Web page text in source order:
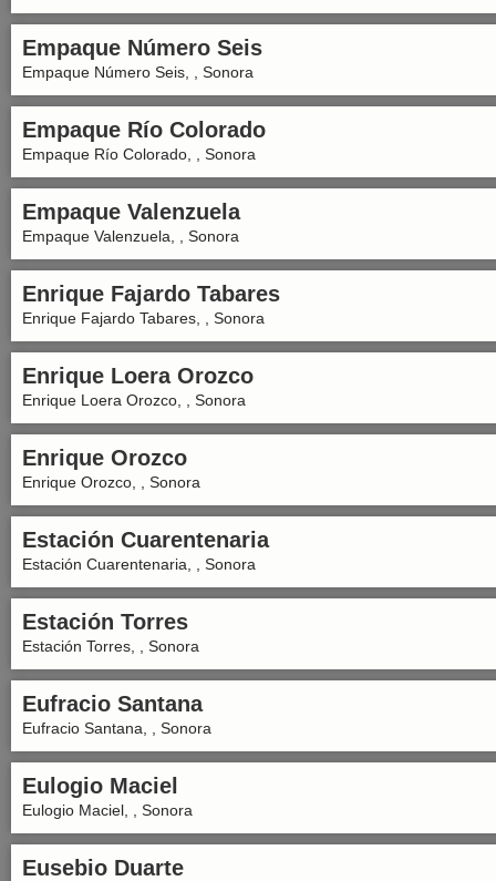
Empaque Número Seis
Empaque Número Seis, , Sonora
Empaque Río Colorado
Empaque Río Colorado, , Sonora
Empaque Valenzuela
Empaque Valenzuela, , Sonora
Enrique Fajardo Tabares
Enrique Fajardo Tabares, , Sonora
Enrique Loera Orozco
Enrique Loera Orozco, , Sonora
Enrique Orozco
Enrique Orozco, , Sonora
Estación Cuarentenaria
Estación Cuarentenaria, , Sonora
Estación Torres
Estación Torres, , Sonora
Eufracio Santana
Eufracio Santana, , Sonora
Eulogio Maciel
Eulogio Maciel, , Sonora
Eusebio Duarte